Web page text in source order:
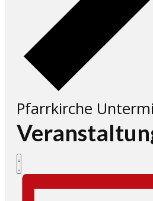
Pfarrkirche
Ansichten-
Navigation
Veranstaltung
Ansichten-
Liste